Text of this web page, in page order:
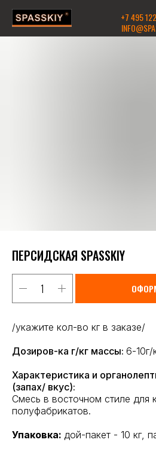
+7 495
ПЕРСИДСКАЯ SPASSKIY
/укажите кол-во кг в заказе/
Дозиров-ка г/кг массы: 6-10г/
Характеристика и
(запах/ вкус):
Смесь в восточном стиле для
полуфабрикатов.
Упаковка: дой-пакет - 10 кг,